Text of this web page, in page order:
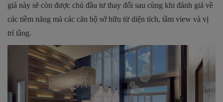
giá này sẽ còn được chủ đầu tư thay đổi sau cùng khi đánh giá về
các tiềm năng mà các căn hộ sở hữu từ diện tích, tầm view và vị
trí tầng.